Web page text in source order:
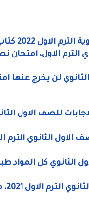
كتاب بروفيشنال
الاول، امتحان
للصف الاول
الثانوي كل المواد